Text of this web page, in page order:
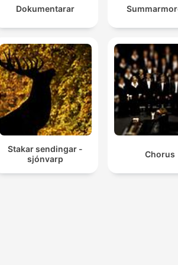
Dokumentarar
Stakar sendingar -
sjónvarp
Chorus